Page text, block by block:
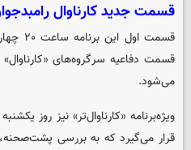
قسمت جدید کارناوال
قسمت
می‌شود.
قرار می‌گیرد که به بررسی